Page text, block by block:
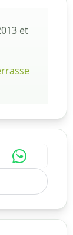
et